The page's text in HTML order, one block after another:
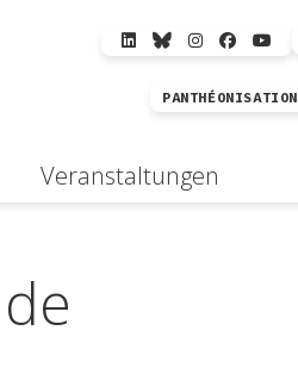
PANTHÉONISATION
Veranstaltungen